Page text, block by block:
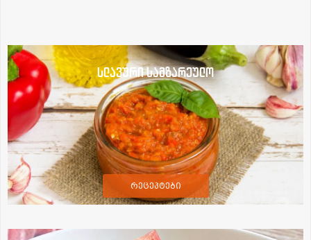
სლავური სამზარეულო
რეცეპტები